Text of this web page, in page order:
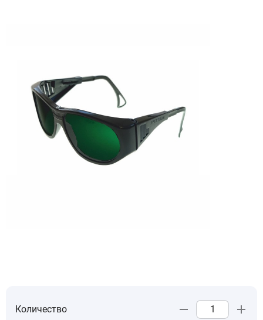
Количество